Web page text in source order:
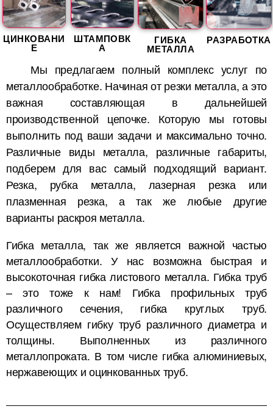
ЦИНКОВАНИ
Е
ШТАМПОВК
А
ГИБКА
МЕТАЛЛА
РАЗРАБОТКА
Мы предлагаем полный комплекс услуг по
металлообработке. Начиная от резки металла, а это
важная составляющая в дальнейшей
производственной цепочке. Которую мы готовы
выполнить под ваши задачи и максимально точно.
Различные виды металла, различные габариты,
подберем для вас самый подходящий вариант.
Резка, рубка металла, лазерная резка или
плазменная резка, а так же любые другие
варианты раскроя металла.
Гибка металла, так же является важной частью
металлообработки. У нас возможна быстрая и
высокоточная гибка листового металла. Гибка труб
– это тоже к нам! Гибка профильных труб
различного сечения, гибка круглых труб.
Осуществляем гибку труб различного диаметра и
толщины. Выполненных из различного
металлопроката. В том числе гибка алюминиевых,
нержавеющих и оцинкованных труб.